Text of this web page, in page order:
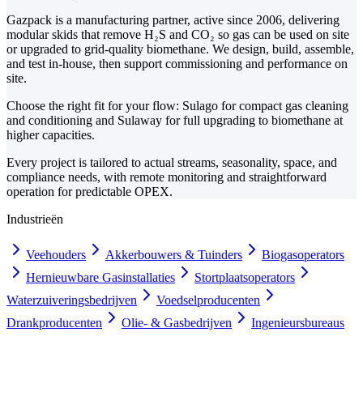
Gazpack is a manufacturing partner, active since 2006, delivering
modular skids that remove H₂S and CO₂ so gas can be used on site
or upgraded to grid-quality biomethane. We design, build, assemble,
and test in-house, then support commissioning and performance on
site.
Choose the right fit for your flow: Sulago for compact gas cleaning
and conditioning and Sulaway for full upgrading to biomethane at
higher capacities.
Every project is tailored to actual streams, seasonality, space, and
compliance needs, with remote monitoring and straightforward
operation for predictable OPEX.
Industrieën
Veehouders Akkerbouwers & Tuinders
Biogasoperators
Hernieuwbare Gasinstallaties
Stortplaatsoperators
Waterzuiveringsbedrijven
Voedselproducenten
Drankproducenten
Olie- & Gasbedrijven Ingenieursbureaus